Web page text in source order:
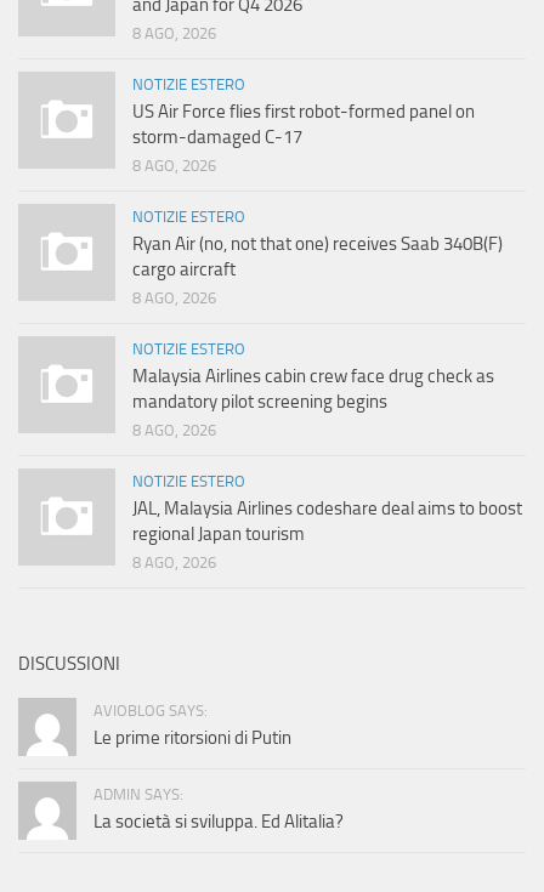
and Japan for Q4 2026
8 AGO, 2026
NOTIZIE ESTERO
US Air Force flies first robot-formed panel on
storm-damaged C-17
8 AGO, 2026
NOTIZIE ESTERO
Ryan Air (no, not that one) receives Saab 340B(F)
cargo aircraft
8 AGO, 2026
NOTIZIE ESTERO
Malaysia Airlines cabin crew face drug check as
mandatory pilot screening begins
8 AGO, 2026
NOTIZIE ESTERO
JAL, Malaysia Airlines codeshare deal aims to boost
regional Japan tourism
8 AGO, 2026
DISCUSSIONI
AVIOBLOG SAYS:
Le prime ritorsioni di Putin
ADMIN SAYS:
La società si sviluppa. Ed Alitalia?